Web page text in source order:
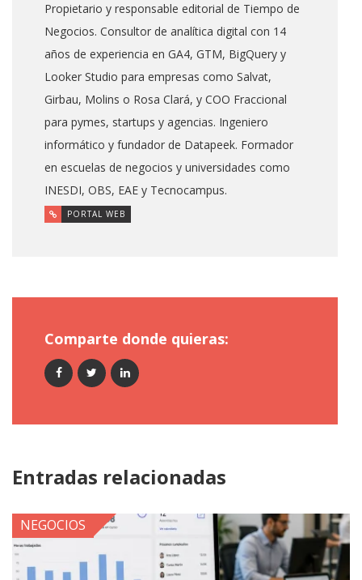
Propietario y responsable editorial de Tiempo de
Negocios. Consultor de analítica digital con 14
años de experiencia en GA4, GTM, BigQuery y
Looker Studio para empresas como Salvat,
Girbau, Molins o Rosa Clará, y COO Fraccional
para pymes, startups y agencias. Ingeniero
informático y fundador de Datapeek. Formador
en escuelas de negocios y universidades como
INESDI, OBS, EAE y Tecnocampus.
PORTAL WEB
Comparte donde quieras:
Entradas relacionadas
NEGOCIOS